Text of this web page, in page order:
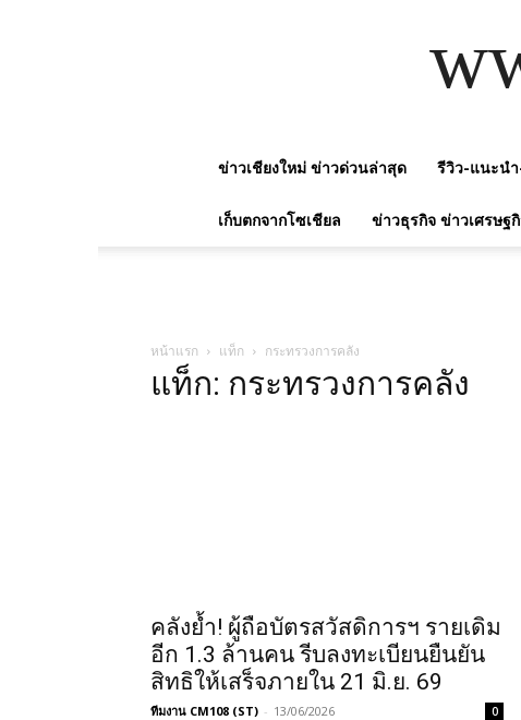
ข่าวเชียงใหม่ ข่าวด่วนล่าสุด รีวิว-แนะน
เก็บตกจากโซเชียล ข่าวธุรกิจ ข่าวเศรษฐ
หน้าแรก แท็ก กระทรวงการคลัง
แท็ก: กระทรวงการคลัง
คลังย้ำ! ผู้ถือบัตรสวัสดิการฯ รายเดิม
อีก 1.3 ล้านคน รีบลงทะเบียนยืนยัน
สิทธิให้เสร็จภายใน 21 มิ.ย. 69
ทีมงาน CM108 (ST) - 13/06/2026 0